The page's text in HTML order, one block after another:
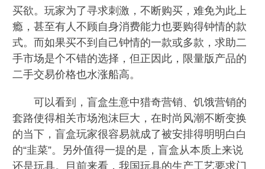
买欲。玩家为了寻求刺激，不断购买，难免为此上
瘾，甚至有人不顾自身消费能力也要购得钟情的款
式。而如果买不到自己钟情的一款或多款，求助二
手市场是个不错的选择，但正因此，限量版产品的
二手交易价格也水涨船高。
可以看到，盲盒生意中猎奇营销、饥饿营销的
套路使得相关市场泡沫巨大，在时尚风潮不断变换
的当下，盲盒玩家很容易就成了被安排得明明白白
的“韭菜”。另外值得一提的是，盲盒从本质上来说
还是玩具。目前来看，我国玩具的生产工艺要求门